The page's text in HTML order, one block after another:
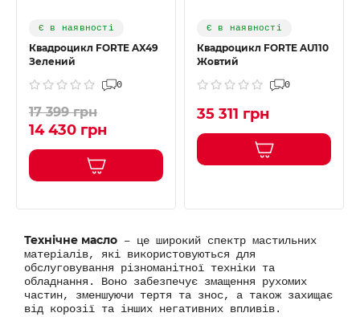
Є в наявності
Квадроцикл FORTE AX49
Зелений
0
17 399 грн
14 430 грн
Є в наявності
Квадроцикл FORTE AU110
Жовтий
0
35 311 грн
Технічне масло – це широкий спектр мастильних
матеріалів, які використовуються для
обслуговування різноманітної техніки та
обладнання. Воно забезпечує змащення рухомих
частин, зменшуючи тертя та знос, а також захищає
від корозії та інших негативних впливів.